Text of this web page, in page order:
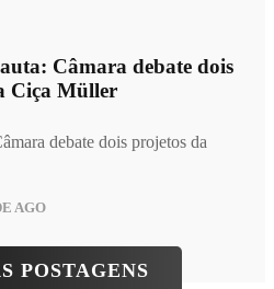
Câmara debate dois
Ciça Müller
debate dois projetos da
AGO
POSTAGENS